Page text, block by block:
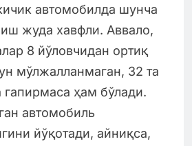
автомобилда шунча
жуда хавфли. Аввало,
8 йўловчидан ортиқ
мўлжалланмаган, 32 та
гапирмаса ҳам бўлади.
автомобиль
йўқотади, айниқса,